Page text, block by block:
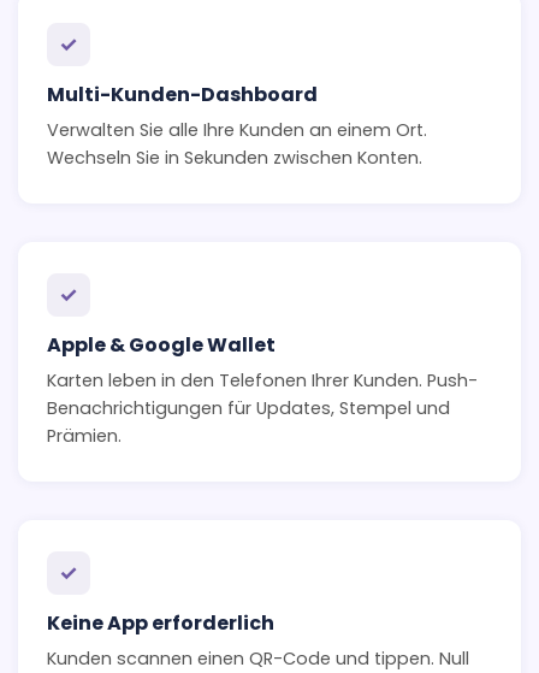
✓
Multi-Kunden-Dashboard
Verwalten Sie alle Ihre Kunden an einem Ort.
Wechseln Sie in Sekunden zwischen Konten.
✓
Apple & Google Wallet
Karten leben in den Telefonen Ihrer Kunden. Push-
Benachrichtigungen für Updates, Stempel und
Prämien.
✓
Keine App erforderlich
Kunden scannen einen QR-Code und tippen. Null